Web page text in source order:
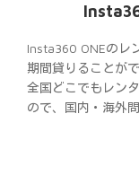
Insta360 ONEのレ
期間貸りることが
全国どこでもレン
ので、国内・海外